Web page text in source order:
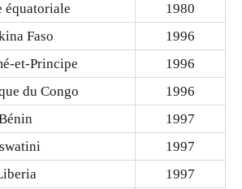
équatoriale
1980
Faso
1996
et-Principe
1996
du Congo
1996
1997
1997
1997